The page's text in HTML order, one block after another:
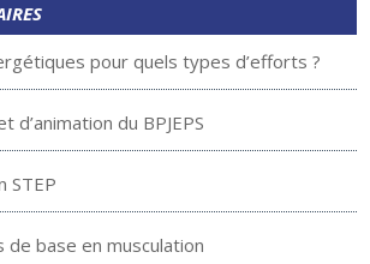
pour quels types d’efforts ?
d’animation du BPJEPS
STEP
de base en musculation